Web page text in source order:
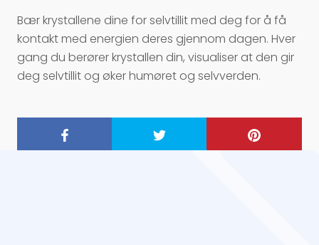
Bær krystallene dine for selvtillit med deg for å få
kontakt med energien deres gjennom dagen. Hver
gang du berører krystallen din, visualiser at den gir
deg selvtillit og øker humøret og selvverden.